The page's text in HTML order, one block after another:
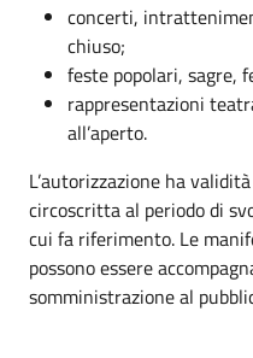
concerti,
chiuso;
feste popolari, sagre,
rappresentazioni
all’aperto.
L’autorizzazione ha
circoscritta al periodo di
cui fa riferimento. Le
possono essere
somministrazione al